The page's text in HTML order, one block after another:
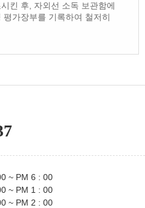
킨 후, 자외선 소독 보관함에
가장부를 기록하여 철저히
~ PM 6 : 00
~ PM 1 : 00
~ PM 2 : 00